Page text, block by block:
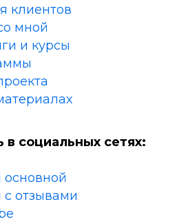
клиентов
мной
и курсы
социальных сетях:
основной
отзывами